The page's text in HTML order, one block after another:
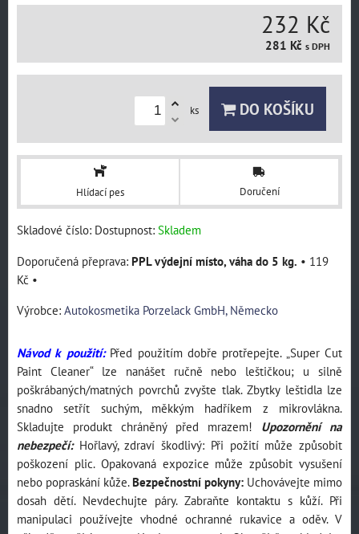
232 Kč
281 Kč s DPH
ks DO KOŠÍKU
Hlídací pes Doručení
Skladové číslo: Dostupnost: Skladem
PPL výdejní místo, váha do 5 kg. • 119
Kč •
Výrobce: Autokosmetika Porzelack GmbH, Německo
Návod k použití: Před použitím dobře protřepejte. „Super Cut
Paint Cleaner“ lze nanášet ručně nebo leštičkou; u silně
poškrábaných/matných povrchů zvyšte tlak. Zbytky leštidla lze
snadno setřít suchým, měkkým hadříkem z mikrovlákna.
Skladujte produkt chráněný před mrazem! Upozornění na
nebezpečí:Hořlavý, zdraví škodlivý: Při požití může způsobit
poškození plic. Opakovaná expozice může způsobit vysušení
nebo popraskání kůže. Bezpečnostní pokyny: Uchovávejte mimo
dosah dětí. Nevdechujte páry. Zabraňte kontaktu s kůží. Při
manipulaci používejte vhodné ochranné rukavice a oděv. V